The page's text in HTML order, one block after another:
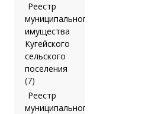
Реестр
муниципального
имущества
Кугейского
сельского
поселения
(7)
Реестр
муниципального